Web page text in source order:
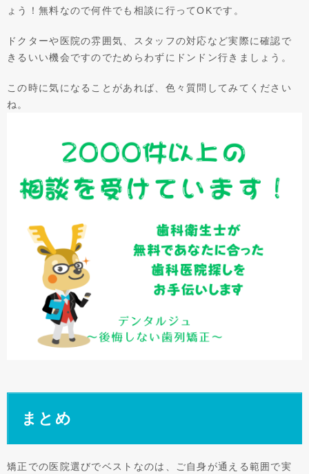
ょう！無料なので何件でも相談に行ってOKです。
ドクターや医院の雰囲気、スタッフの対応など実際に確認で
きるいい機会ですのでためらわずにドンドン行きましょう。
この時に気になることがあれば、色々質問してみてください
ね。
まとめ
矯正での医院選びでベストなのは、ご自身が通える範囲で実